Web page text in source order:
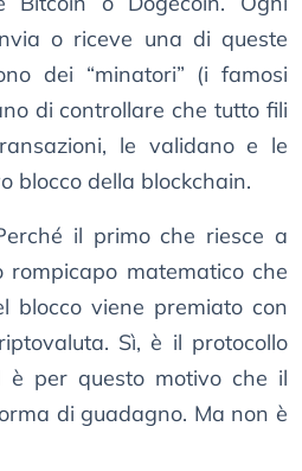
o riceve una di queste
dei “minatori” (i famosi
di controllare che tutto fili
le validano e le
blocco della blockchain.
il primo che riesce a
rompicapo matematico che
blocco viene premiato con
Sì, è il protocollo
è per questo motivo che il
di guadagno. Ma non è